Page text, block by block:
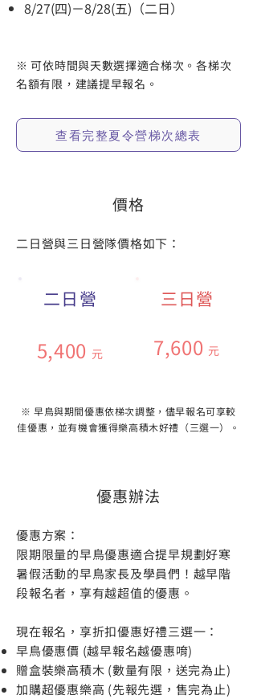
8/27(四)－8/28(五)（二日）
※ 可依時間與天數選擇適合梯次。各梯次
名額有限，建議提早報名。
查看完整夏令營梯次總表
價格
二日營與三日營隊價格如下：
二日營
​5,400 元
三日營
​7,600 元
※ 早鳥與期間優惠依梯次調整，儘早報名可享較
佳優惠，並有機會獲得樂高積木好禮（三選一）。
優惠辦法
優惠方案：
限期限量的早鳥優惠適合提早規劃好寒
暑假活動的早鳥家長及學員們！越早階
段報名者，享有越超值的優惠。
現在報名，享折扣優惠好禮三選一：
早鳥優惠價 (越早報名越優惠唷)
贈盒裝樂高積木 (數量有限，送完為止)
加購超優惠樂高 (先報先選，售完為止)